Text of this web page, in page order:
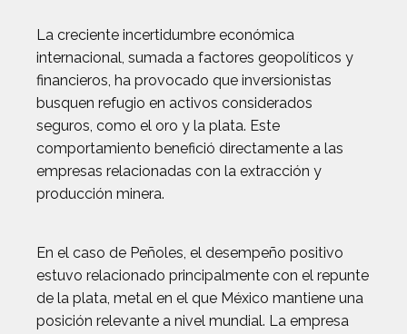
La creciente incertidumbre económica
internacional, sumada a factores geopolíticos y
financieros, ha provocado que inversionistas
busquen refugio en activos considerados
seguros, como el oro y la plata. Este
comportamiento benefició directamente a las
empresas relacionadas con la extracción y
producción minera.
En el caso de Peñoles, el desempeño positivo
estuvo relacionado principalmente con el repunte
de la plata, metal en el que México mantiene una
posición relevante a nivel mundial. La empresa